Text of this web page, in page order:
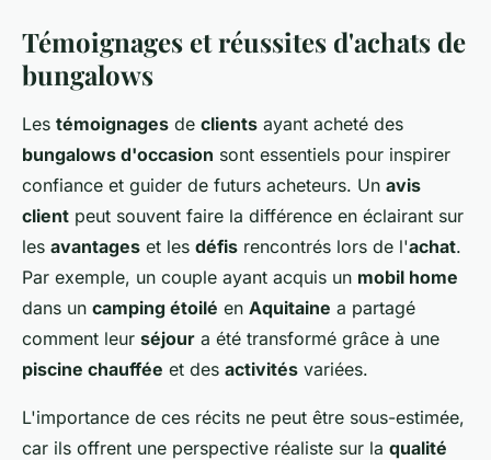
Témoignages et réussites d'achats de
bungalows
Les témoignages de clients ayant acheté des
bungalows d'occasion sont essentiels pour inspirer
confiance et guider de futurs acheteurs. Un avis
client peut souvent faire la différence en éclairant sur
les avantages et les défis rencontrés lors de l'achat.
Par exemple, un couple ayant acquis un mobil home
dans un camping étoilé en Aquitaine a partagé
comment leur séjour a été transformé grâce à une
piscine chauffée et des activités variées.
L'importance de ces récits ne peut être sous-estimée,
car ils offrent une perspective réaliste sur la qualité